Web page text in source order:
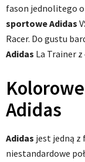
fason jednolitego
sportowe Adidas
Racer. Do gustu
Adidas La Trainer
Adidas
Adidas jest jedną
niestandardowe